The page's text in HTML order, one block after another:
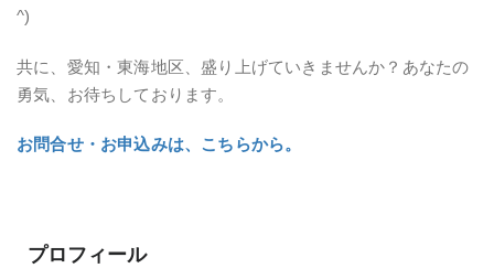
^)
共に、愛知・東海地区、盛り上げていきませんか？あなたの
勇気、お待ちしております。
お問合せ・お申込みは、こちらから。
プロフィール